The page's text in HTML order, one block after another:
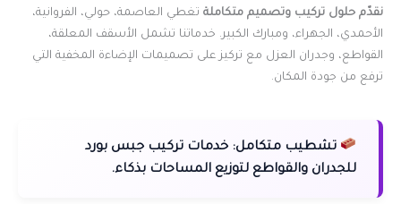
نقدّم حلول تركيب وتصميم متكاملة تغطي العاصمة، حولي، الفروانية،
الأحمدي، الجهراء، ومبارك الكبير. خدماتنا تشمل الأسقف المعلقة،
القواطع، وجدران العزل مع تركيز على تصميمات الإضاءة المخفية التي
ترفع من جودة المكان.
تشطيب متكامل: خدمات تركيب جبس بورد
للجدران والقواطع لتوزيع المساحات بذكاء.